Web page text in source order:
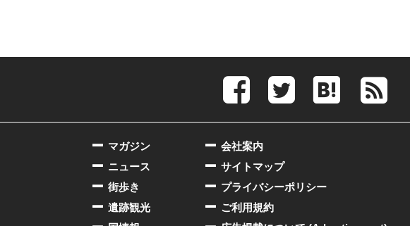
会社案内
サイトマップ
プライバシーポリシー
ご利用規約
マガジン
ニュース
街歩き
遺跡観光